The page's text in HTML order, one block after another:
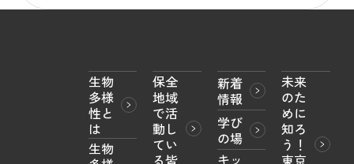
生物
多様
性と
は
生物
保全
地域
で活
動し
てい
新着
情報
学び
の場
キッ
未来
のた
めに
知ろ
う！